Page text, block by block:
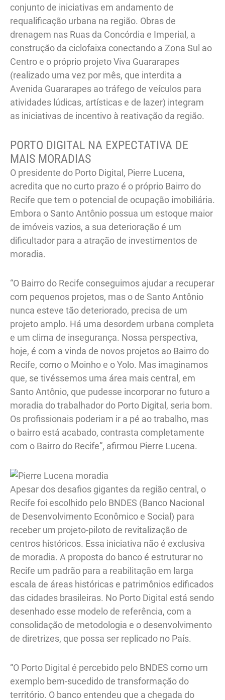
conjunto de iniciativas em andamento de
requalificação urbana na região. Obras de
drenagem nas Ruas da Concórdia e Imperial, a
construção da ciclofaixa conectando a Zona Sul ao
Centro e o próprio projeto Viva Guararapes
(realizado uma vez por mês, que interdita a
Avenida Guararapes ao tráfego de veículos para
atividades lúdicas, artísticas e de lazer) integram
as iniciativas de incentivo à reativação da região.
PORTO DIGITAL NA EXPECTATIVA DE
MAIS MORADIAS
O presidente do Porto Digital, Pierre Lucena,
acredita que no curto prazo é o próprio Bairro do
Recife que tem o potencial de ocupação imobiliária.
Embora o Santo Antônio possua um estoque maior
de imóveis vazios, a sua deterioração é um
dificultador para a atração de investimentos de
moradia.
“O Bairro do Recife conseguimos ajudar a recuperar
com pequenos projetos, mas o de Santo Antônio
nunca esteve tão deteriorado, precisa de um
projeto amplo. Há uma desordem urbana completa
e um clima de insegurança. Nossa perspectiva,
hoje, é com a vinda de novos projetos ao Bairro do
Recife, como o Moinho e o Yolo. Mas imaginamos
que, se tivéssemos uma área mais central, em
Santo Antônio, que pudesse incorporar no futuro a
moradia do trabalhador do Porto Digital, seria bom.
Os profissionais poderiam ir a pé ao trabalho, mas
o bairro está acabado, contrasta completamente
com o Bairro do Recife”, afirmou Pierre Lucena.
Apesar dos desafios gigantes da região central, o
Recife foi escolhido pelo BNDES (Banco Nacional
de Desenvolvimento Econômico e Social) para
receber um projeto-piloto de revitalização de
centros históricos. Essa iniciativa não é exclusiva
de moradia. A proposta do banco é estruturar no
Recife um padrão para a reabilitação em larga
escala de áreas históricas e patrimônios edificados
das cidades brasileiras. No Porto Digital está sendo
desenhado esse modelo de referência, com a
consolidação de metodologia e o desenvolvimento
de diretrizes, que possa ser replicado no País.
“O Porto Digital é percebido pelo BNDES como um
exemplo bem-sucedido de transformação do
território. O banco entendeu que a chegada do